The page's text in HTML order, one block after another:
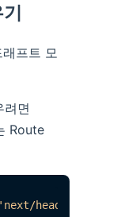
프트 모
면
Route
'next/headers'